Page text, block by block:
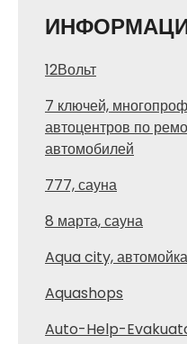
12Вольт
7 ключей,
автоцентров по
автомобилей
777, сауна
8 марта, сауна
Aqua city, автомойка
Aquashops
Auto-Help-